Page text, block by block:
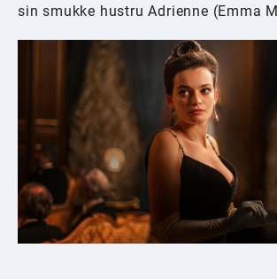
sin smukke hustru Adrienne (Emma